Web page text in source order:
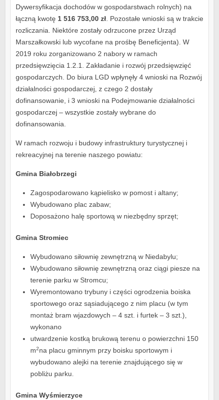
Dywersyfikacja dochodów w gospodarstwach rolnych) na
łączną kwotę 1 516 753,00 zł. Pozostałe wnioski są w trakcie
rozliczania. Niektóre zostały odrzucone przez Urząd
Marszałkowski lub wycofane na prośbę Beneficjenta). W
2019 roku zorganizowano 2 nabory w ramach
przedsięwzięcia 1.2.1. Zakładanie i rozwój przedsięwzięć
gospodarczych. Do biura LGD wpłynęły 4 wnioski na Rozwój
działalności gospodarczej, z czego 2 dostały
dofinansowanie, i 3 wnioski na Podejmowanie działalności
gospodarczej – wszystkie zostały wybrane do
dofinansowania.
W ramach rozwoju i budowy infrastruktury turystycznej i
rekreacyjnej na terenie naszego powiatu:
Gmina Białobrzegi
Zagospodarowano kąpielisko w pomost i altany;
Wybudowano plac zabaw;
Doposażono halę sportową w niezbędny sprzęt;
Gmina Stromiec
Wybudowano siłownię zewnętrzną w Niedabylu;
Wybudowano siłownię zewnętrzną oraz ciągi piesze na
terenie parku w Stromcu;
Wyremontowano trybuny i części ogrodzenia boiska
sportowego oraz sąsiadującego z nim placu (w tym
montaż bram wjazdowych – 4 szt. i furtek – 3 szt.),
wykonano
utwardzenie kostką brukową terenu o powierzchni 150
m2na placu gminnym przy boisku sportowym i
wybudowano alejki na terenie znajdującego się w
pobliżu parku.
Gmina Wyśmierzyce